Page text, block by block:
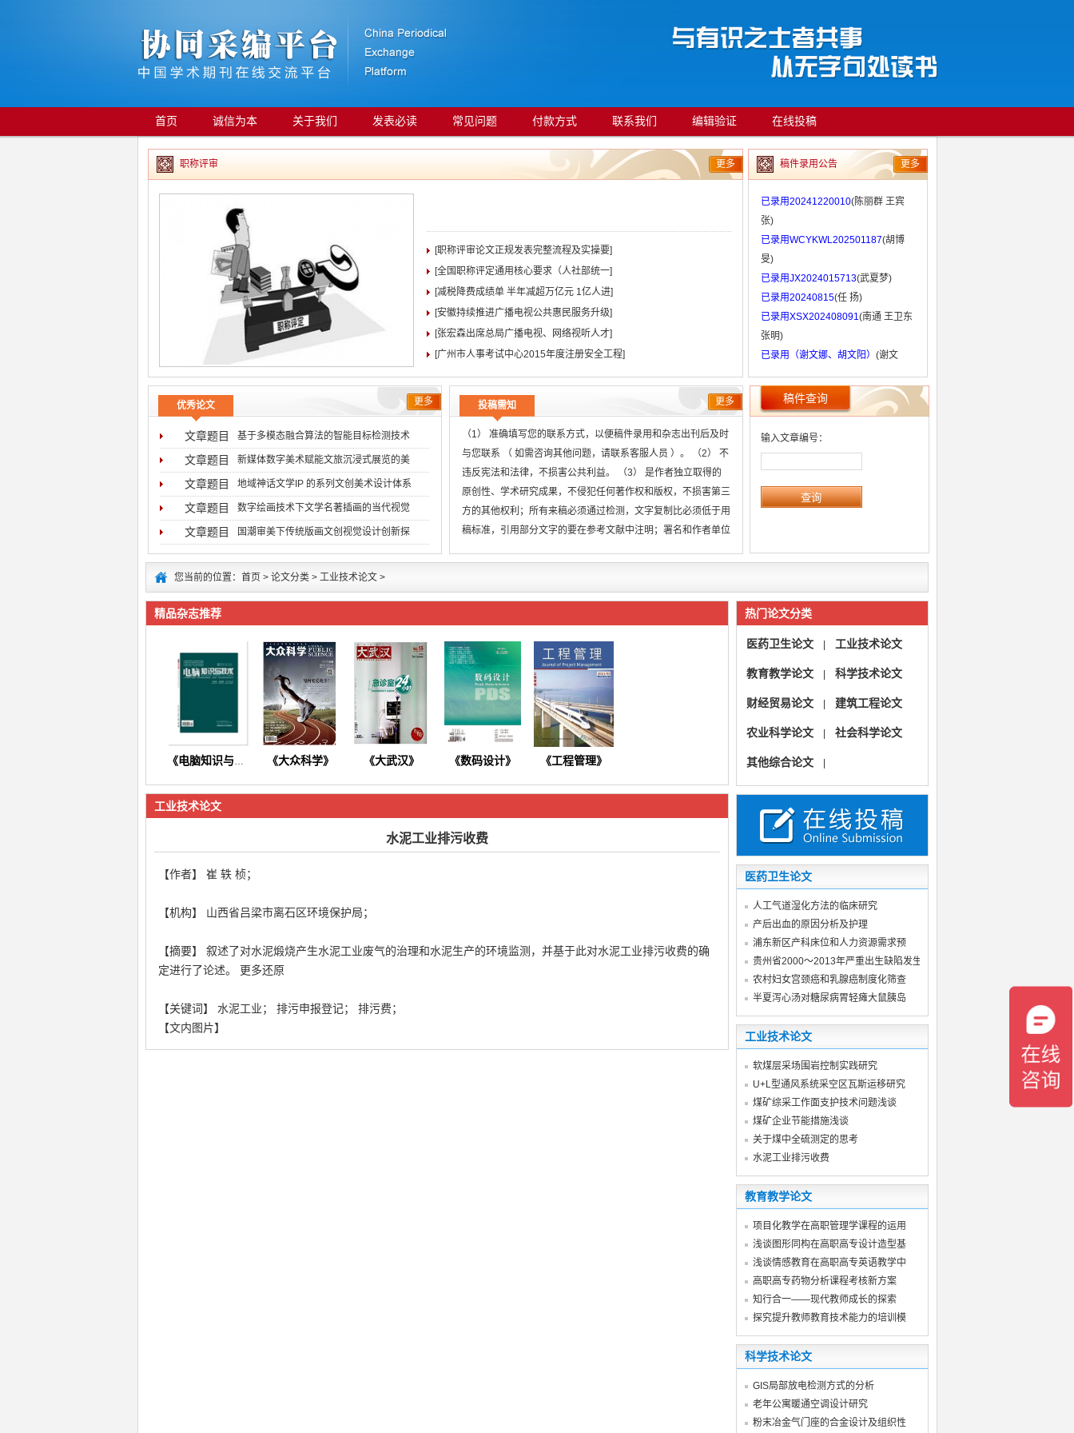
首页 诚信为本 关于我们 发表必读 常见问题 付款方式 联系我们 编辑验证 在线投稿
职称评审 更多
[职称评审论文正规发表完整流程及实操要]
[全国职称评定通用核心要求（人社部统一]
[减税降费成绩单 半年减超万亿元 1亿人进]
[安徽持续推进广播电视公共惠民服务升级]
[张宏森出席总局广播电视、网络视听人才]
[广州市人事考试中心2015年度注册安全工程]
稿件录用公告 更多
已录用20241220010(陈丽群 王宾
张)
已录用WCYKWL202501187(胡博
旻)
已录用JX2024015713(武夏梦)
已录用20240815(任 扬)
已录用XSX202408091(南通 王卫东
张明)
已录用（谢文娜、胡文阳） (谢文
娜、胡文阳)
已录用ZGJZYNJ2024072602
(乔德
山)
已录用ZGJZYNJ2024072601
优秀论文 更多
基于多模态融合算法的智能目标检测技术
文章题目
新媒体数字美术赋能文旅沉浸式展览的美
文章题目
地域神话文学IP 的系列文创美术设计体系
文章题目
数字绘画技术下文学名著插画的当代视觉
文章题目
国潮审美下传统版画文创视觉设计创新探
文章题目
投稿需知 更多
（1） 准确填写您的联系方式，以便稿件录用和杂志出刊后及时
与您联系 （ 如需咨询其他问题，请联系客服人员 ）。 （2） 不
违反宪法和法律，不损害公共利益。 （3） 是作者独立取得的
原创性、学术研究成果，不侵犯任何著作权和版权，不损害第三
方的其他权利；所有来稿必须通过检测，文字复制比必须低于用
稿标准，引用部分文字的要在参考文献中注明；署名和作者单位
稿件查询
输入文章编号：
您当前的位置： 首页 > 论文分类> 工业技术论文>
精品杂志推荐
《电脑知识与技术》 《大众科学》 《大武汉》 《数码设计》 《工程管理》
工业技术论文
水泥工业排污收费
【作者】 崔 轶 桢；
【机构】 山西省吕梁市离石区环境保护局；
【摘要】 叙述了对水泥煅烧产生水泥工业废气的治理和水泥生产的环境监测，并基于此对水泥工业排污收费的确
定进行了论述。 更多还原
【关键词】 水泥工业； 排污申报登记； 排污费；
【文内图片】
热门论文分类
医药卫生论文 工业技术论文
教育教学论文 科学技术论文
财经贸易论文 建筑工程论文
农业科学论文 社会科学论文
其他综合论文
医药卫生论文
人工气道湿化方法的临床研究
产后出血的原因分析及护理
浦东新区产科床位和人力资源需求预
贵州省2000～2013年严重出生缺陷发生率
农村妇女宫颈癌和乳腺癌制度化筛查
半夏泻心汤对糖尿病胃轻瘫大鼠胰岛
工业技术论文
软煤层采场围岩控制实践研究
U+L型通风系统采空区瓦斯运移研究
煤矿综采工作面支护技术问题浅谈
煤矿企业节能措施浅谈
关于煤中全硫测定的思考
水泥工业排污收费
教育教学论文
项目化教学在高职管理学课程的运用
浅谈图形同构在高职高专设计造型基
浅谈情感教育在高职高专英语教学中
高职高专药物分析课程考核新方案
知行合一——现代教师成长的探索
探究提升教师教育技术能力的培训模
科学技术论文
GIS局部放电检测方式的分析
老年公寓暖通空调设计研究
粉末冶金气门座的合金设计及组织性